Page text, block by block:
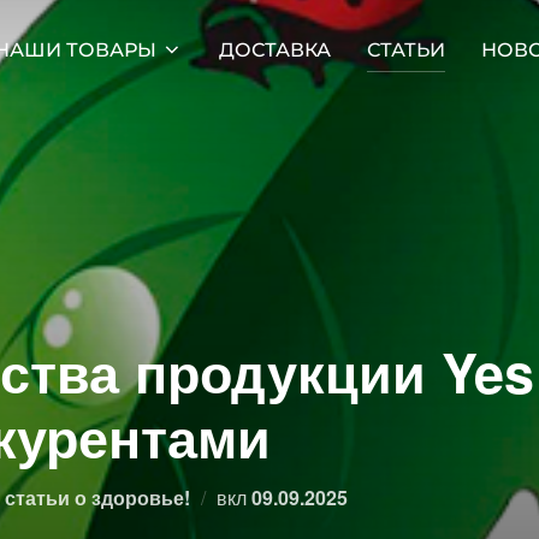
ТОВАРЫ ДОСТАВКА СТАТЬИ
продукции
о здоровье! вклОпубликовано
09.09.2025